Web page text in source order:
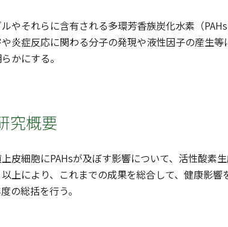
やそれらに含有される多環芳香族炭化水素（
炎症反応に関わる分子の発現や液性因子の産生
かにする。
究概要
皮細胞にPAHsが及ぼす影響について、活性酸素
上により、これまでの成果を総合して、健康影
の総括を行う。